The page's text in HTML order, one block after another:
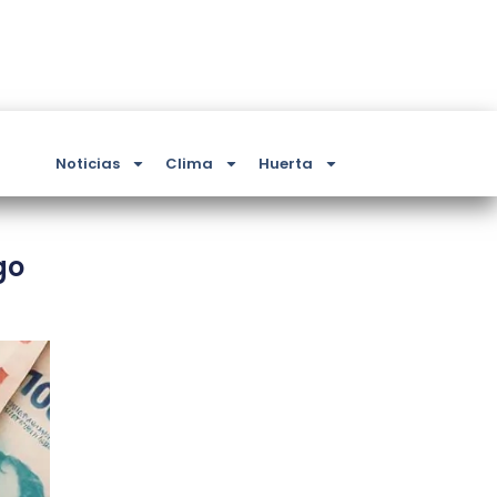
Noticias Clima Huerta